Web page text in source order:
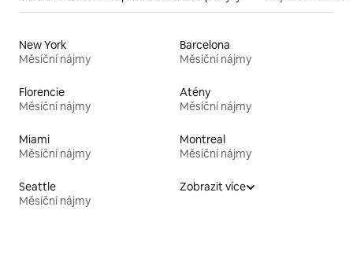
New York
Měsíční nájmy
Barcelona
Měsíční nájmy
Florencie
Měsíční nájmy
Atény
Měsíční nájmy
Miami
Měsíční nájmy
Montreal
Měsíční nájmy
Seattle
Měsíční nájmy
Zobrazit více